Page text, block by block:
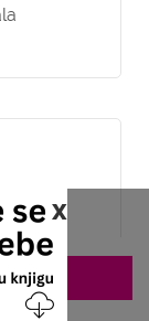
6
ali njemu
x